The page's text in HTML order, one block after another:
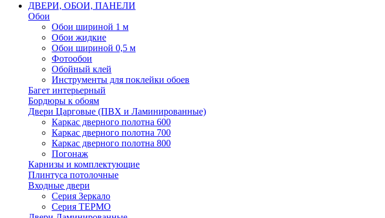
ДВЕРИ, ОБОИ, ПАНЕЛИ
Обои
Обои шириной 1 м
Обои жидкие
Обои шириной 0,5 м
Фотообои
Обойный клей
Инструменты для поклейки обоев
Багет интерьерный
Бордюры к обоям
Двери Царговые (ПВХ и Ламинированные)
Каркас дверного полотна 600
Каркас дверного полотна 700
Каркас дверного полотна 800
Погонаж
Карнизы и комплектующие
Плинтуса потолочные
Входные двери
Серия Зеркало
Серия ТЕРМО